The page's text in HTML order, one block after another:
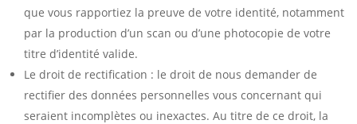
que vous rapportiez la preuve de votre identité, notamment
par la production d’un scan ou d’une photocopie de votre
titre d’identité valide.
Le droit de rectification : le droit de nous demander de
rectifier des données personnelles vous concernant qui
seraient incomplètes ou inexactes. Au titre de ce droit, la